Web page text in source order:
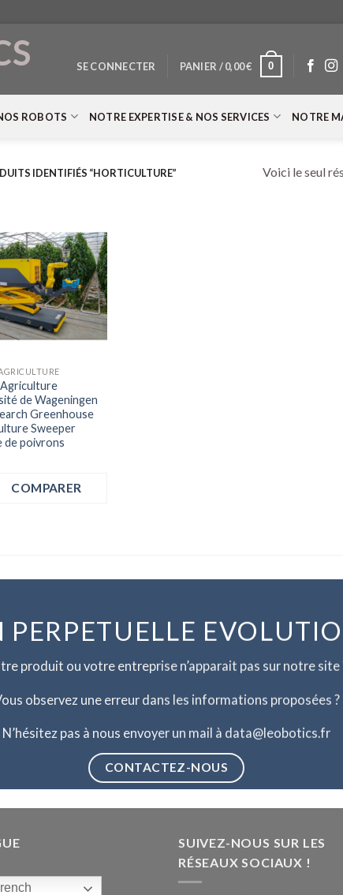
SE CONNECTER PANIER /0,00€ 0
ROBOTS NOTRE EXPERTISE & NOS SERVICES NOTRE
IDENTIFIÉS “HORTICULTURE” Voici le seul
de Wageningen
Greenhouse
Sweeper
de poivrons
COMPARER
PERPETUELLE
produit ou votre entreprise n’apparait pas sur notre site
observez une erreur dans les informations proposées ?
N’hésitez pas à nous envoyer un mail à data@leobotics.fr
CONTACTEZ-NOUS
SUIVEZ-NOUS SUR LES
RÉSEAUX SOCIAUX !